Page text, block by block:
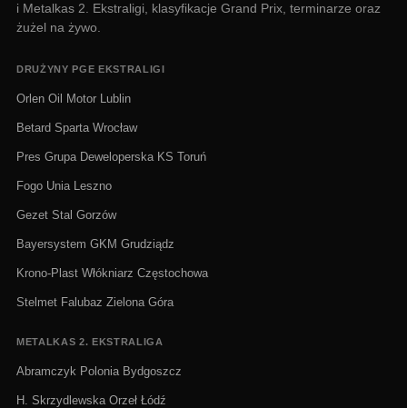
i Metalkas 2. Ekstraligi, klasyfikacje Grand Prix, terminarze oraz
żużel na żywo.
DRUŻYNY PGE EKSTRALIGI
Orlen Oil Motor Lublin
Betard Sparta Wrocław
Pres Grupa Deweloperska KS Toruń
Fogo Unia Leszno
Gezet Stal Gorzów
Bayersystem GKM Grudziądz
Krono-Plast Włókniarz Częstochowa
Stelmet Falubaz Zielona Góra
METALKAS 2. EKSTRALIGA
Abramczyk Polonia Bydgoszcz
H. Skrzydlewska Orzeł Łódź